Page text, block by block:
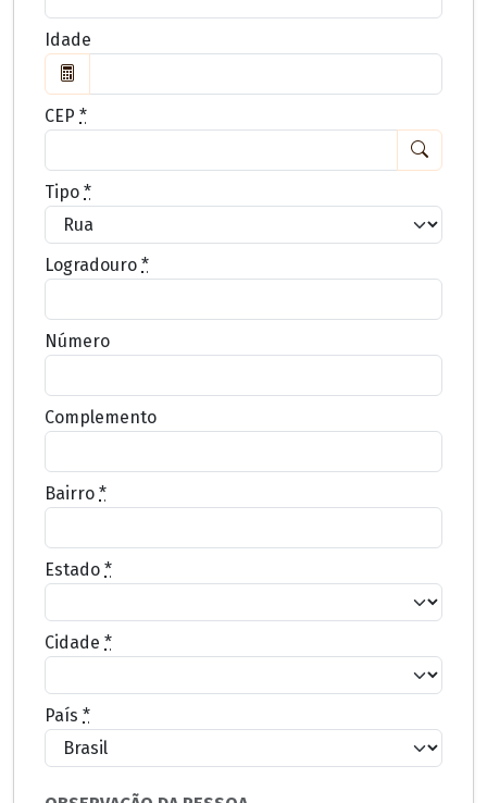
Idade
CEP *
Tipo *
Logradouro *
Número
Complemento
Bairro *
Estado *
Cidade *
País *